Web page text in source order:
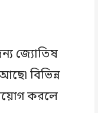
জ্যোতিষ
বিভিন্ন
করলে